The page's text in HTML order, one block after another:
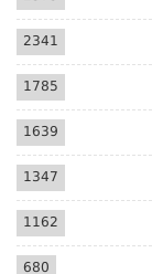
2341
1785
1639
1347
1162
680